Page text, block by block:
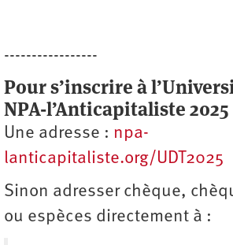
-----------------
Pour s’inscrire à
NPA-l’Anticapitaliste 2025
Une adresse : npa-
lanticapitaliste.org/UDT2025
Sinon adresser chèque,
ou espèces directement à :